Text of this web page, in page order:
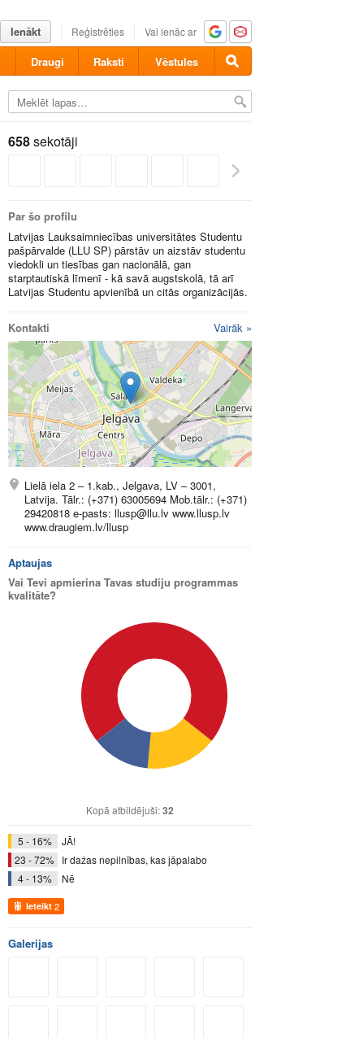
Ienākt Reģistrēties Vai ienāc ar
Draugi Raksti Vēstules
658sekotāji
Par šo profilu
Latvijas Lauksaimniecības universitātes Studentu
pašpārvalde (LLU SP) pārstāv un aizstāv studentu
viedokli un tiesības gan nacionālā, gan
starptautiskā līmenī - kā savā augstskolā, tā arī
Latvijas Studentu apvienībā un citās organizācijās.
Kontakti Vairāk »
Lielā iela 2 – 1.kab., Jelgava, LV – 3001,
Latvija. Tālr.: (+371) 63005694 Mob.tālr.: (+371)
29420818 e-pasts: llusp@llu.lv www.llusp.lv
www.draugiem.lv/llusp
Aptaujas
Vai Tevi apmierina Tavas studiju programmas
kvalitāte?
Kopā atbildējuši:32
5 - 16%
JĀ!
23 - 72% Ir dažas nepilnības, kas jāpalabo
4 - 13%
Nē
Ieteikt 2
Galerijas